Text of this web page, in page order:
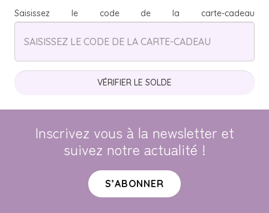
Saisissez le code de la carte-cadeau
Inscrivez vous à la newsletter et
suivez notre actualité !
S’ABONNER